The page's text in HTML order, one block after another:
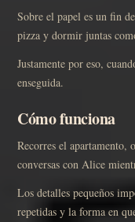
Sobre el papel es un fin
pizza y dormir juntas
Justamente por eso,
enseguida.
Cómo funciona
Recorres el apartamento,
conversas con Alice
Los detalles pequeños
repetidas y la forma en